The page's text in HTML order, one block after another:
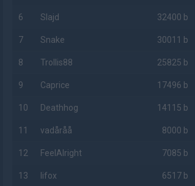
6 Slajd 32400 b
7 Snake 30011 b
8 Trollis88 25825 b
9 Caprice 17496 b
10 Deathhog 14115 b
11 vadåråå 8000 b
12 FeelAlright 7085 b
13 lifox 6517 b